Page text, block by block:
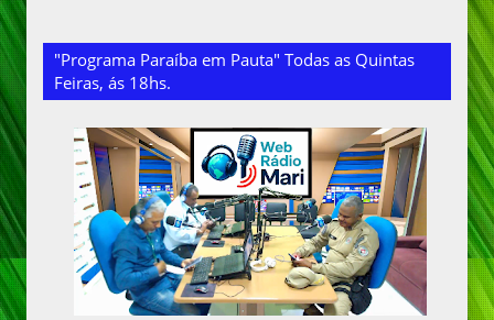
"Programa Paraíba em Pauta" Todas as Quintas
Feiras, ás 18hs.